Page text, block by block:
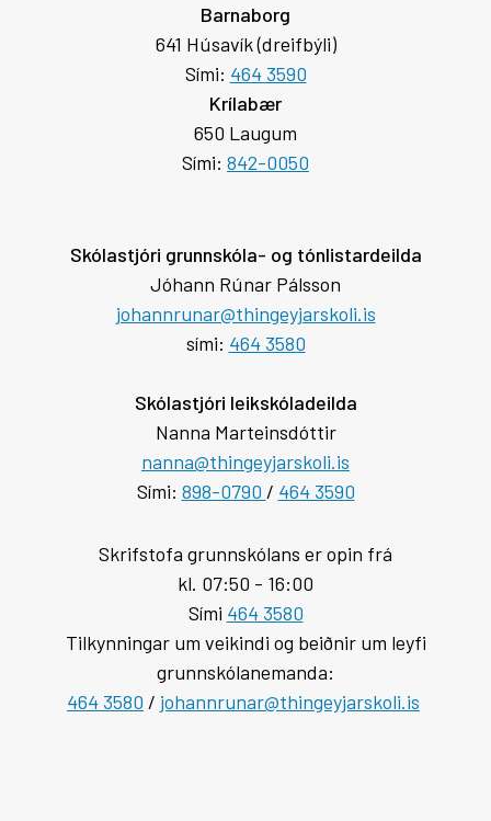
Barnaborg
641 Húsavík (dreifbýli)
Sími: 464 3590
Krílabær
650 Laugum
Sími: 842-0050
Skólastjóri grunnskóla- og tónlistardeilda
Jóhann Rúnar Pálsson
johannrunar@thingeyjarskoli.is
sími: 464 3580
Skólastjóri leikskóladeilda
Nanna Marteinsdóttir
nanna@thingeyjarskoli.is
Sími: 898-0790 / 464 3590
Skrifstofa grunnskólans er opin frá
kl. 07:50 - 16:00
Sími 464 3580
Tilkynningar um veikindi og beiðnir um leyfi
grunnskólanemanda:
464 3580 / johannrunar@thingeyjarskoli.is